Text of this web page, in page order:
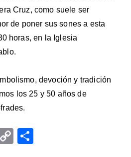
Cruz, como suele ser
de poner sus sones a esta
horas, en la Iglesia
devoción y tradición
los 25 y 50 años de
C